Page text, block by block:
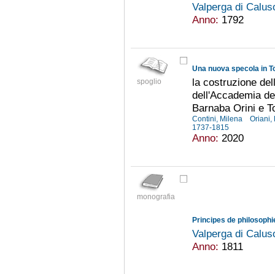
Valperga di
Anno: 1792
spoglio
Una nuova specola in
la costruzione
dell'Accademia
Barnaba Orini e
Contini, Milena
Oriani,
1737-1815
Anno: 2020
monografia
Principes de
Valperga di
Anno: 1811